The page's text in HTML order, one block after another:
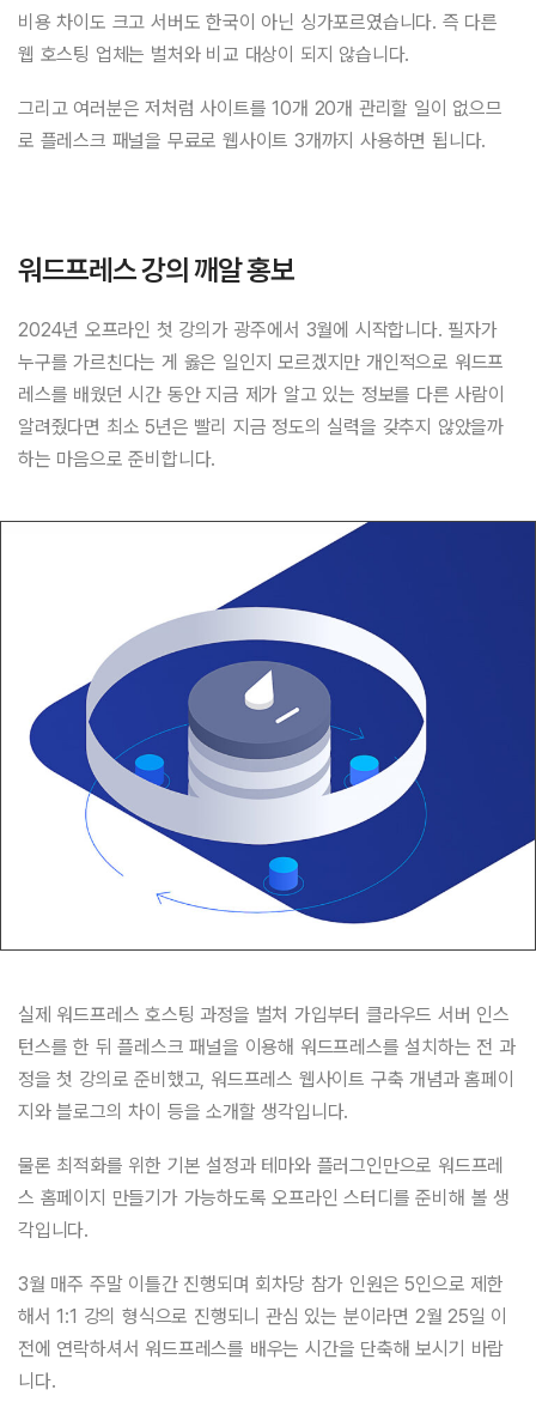
비용 차이도 크고 서버도 한국이 아닌 싱가포르였습니다. 즉 다른
웹 호스팅 업체는 벌처와 비교 대상이 되지 않습니다.
그리고 여러분은 저처럼 사이트를 10개 20개 관리할 일이 없으므
로 플레스크 패널을 무료로 웹사이트 3개까지 사용하면 됩니다.
워드프레스 강의 깨알 홍보
2024년 오프라인 첫 강의가 광주에서 3월에 시작합니다. 필자가
누구를 가르친다는 게 옳은 일인지 모르겠지만 개인적으로 워드프
레스를 배웠던 시간 동안 지금 제가 알고 있는 정보를 다른 사람이
알려줬다면 최소 5년은 빨리 지금 정도의 실력을 갖추지 않았을까
하는 마음으로 준비합니다.
실제 워드프레스 호스팅 과정을 벌처 가입부터 클라우드 서버 인스
턴스를 한 뒤 플레스크 패널을 이용해 워드프레스를 설치하는 전 과
정을 첫 강의로 준비했고, 워드프레스 웹사이트 구축 개념과 홈페이
지와 블로그의 차이 등을 소개할 생각입니다.
물론 최적화를 위한 기본 설정과 테마와 플러그인만으로 워드프레
스 홈페이지 만들기가 가능하도록 오프라인 스터디를 준비해 볼 생
각입니다.
3월 매주 주말 이틀간 진행되며 회차당 참가 인원은 5인으로 제한
해서 1:1 강의 형식으로 진행되니 관심 있는 분이라면 2월 25일 이
전에 연락하셔서 워드프레스를 배우는 시간을 단축해 보시기 바랍
니다.